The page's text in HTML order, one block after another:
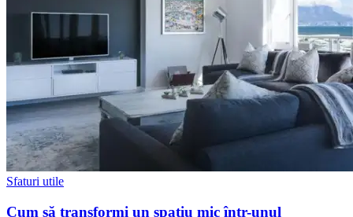
Sfaturi utile
Cum să transformi un spațiu mic într-unul